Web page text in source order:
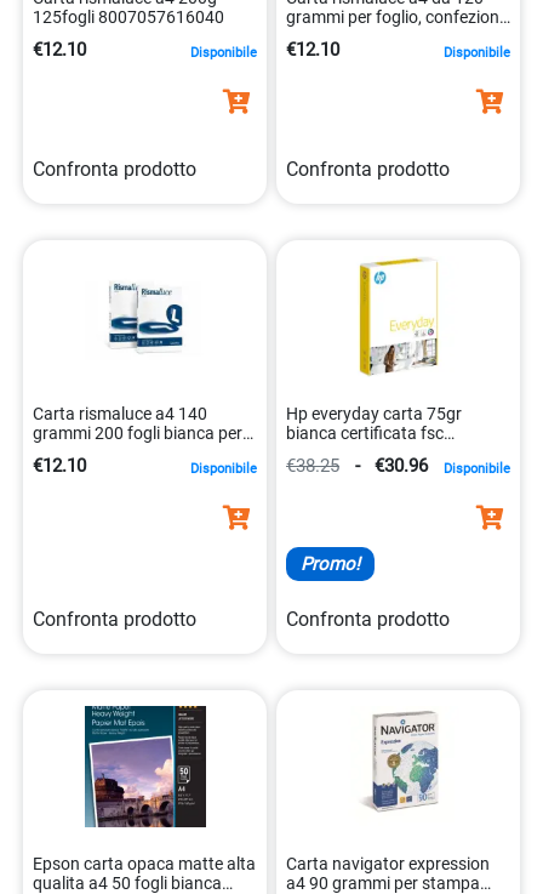
125fogli 8007057616040
€12.10 Disponibile
Confronta prodotto
grammi per foglio, confezione
€12.10 Disponibile
Confronta prodotto
Carta rismaluce a4 140
grammi 200 fogli bianca per
€12.10 Disponibile
Confronta prodotto
Hp everyday carta 75gr
bianca certificata fsc
€38.25 - €30.96 Disponibile
Promo!
Confronta prodotto
Epson carta opaca matte alta
qualita a4 50 fogli bianca
Carta navigator expression
a4 90 grammi per stampa